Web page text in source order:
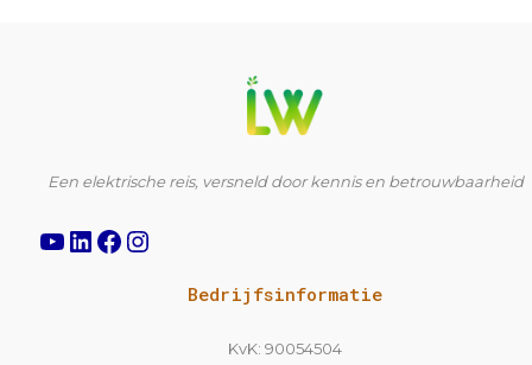
Een elektrische reis, versneld door kennis en betrouwbaarheid
Instagram
Bedrijfsinformatie
KvK: 90054504